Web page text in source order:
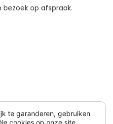
op afspraak.
te garanderen, gebruiken
cookies op onze site.